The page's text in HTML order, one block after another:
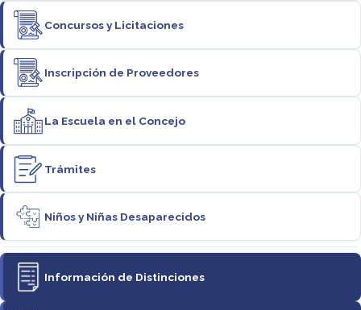
Concursos y Licitaciones
Inscripción de Proveedores
La Escuela en el Concejo
Trámites
Niños y Niñas Desaparecidos
Información de Distinciones